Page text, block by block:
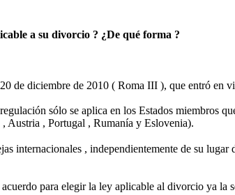
a su divorcio ? ¿De qué forma ?
de diciembre de 2010 ( Roma III ), que entró en
sólo se aplica en los Estados miembros
, Portugal , Rumanía y Eslovenia).
internacionales , independientemente de su
para elegir la ley aplicable al divorcio ya